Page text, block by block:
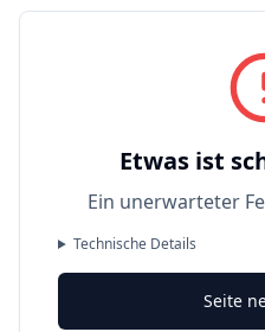
Etwas ist
Ein unerwarteter
Technische Details
Seite